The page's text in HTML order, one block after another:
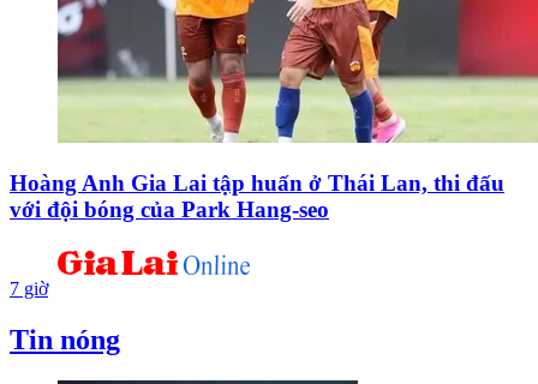
Hoàng Anh Gia Lai tập huấn ở Thái Lan, thi đấu
với đội bóng của Park Hang-seo
7 giờ
Tin nóng